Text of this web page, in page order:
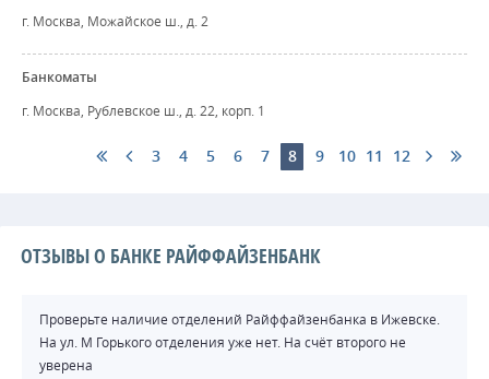
г. Москва, Можайское ш., д. 2
Банкоматы
г. Москва, Рублевское ш., д. 22, корп. 1
3 4 5 6 7 8 9 10 11 12
ОТЗЫВЫ О БАНКЕ РАЙФФАЙЗЕНБАНК
Проверьте наличие отделений Райффайзенбанка в Ижевске.
На ул. М Горького отделения уже нет. На счёт второго не
уверена